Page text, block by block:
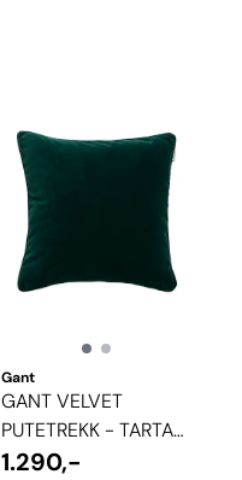
Gant
GANT VELVET
PUTETREKK - TARTAN
GREEN
1.290,-